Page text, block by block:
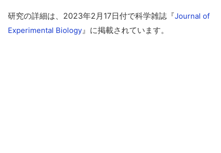
研究の詳細は、2023年2月17日付で科学雑誌『Journal of
Experimental Biology』に掲載されています。